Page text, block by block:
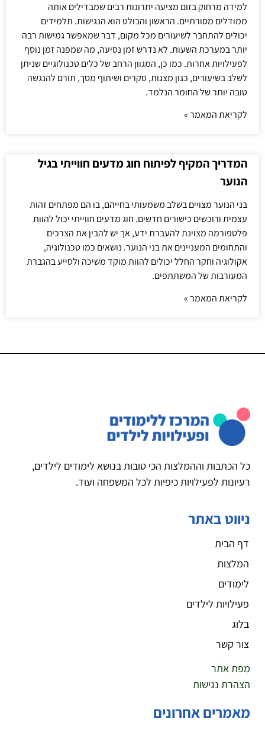
למידה מרחוק בזום מציעה יתרונות רבים שמבדילים אותה
ממודלים מסורתיים. הראשון והבולט הוא הנגישות. תלמידים
יכולים להתחבר לשיעורים מכל מקום, דבר שמאפשר גמישות רבה
יותר במערכת השעות. לא נדרש זמן נסיעה, מה שמפנה זמן נוסף
לפעילויות אחרות. כמו כן, המגוון הרחב של כלים טכנולוגיים שניתן
לשלב בשיעורים, כגון מצגות, סקרים ושיתוף מסך, תורם להנגשה
טובה יותר של החומר הנלמד.
לקריאת המאמר »
המדריך המקיף לפיתוח חוג מדעים חווייתי בגיל
הנוער
בני הנוער מצויים בשלב משמעותי בחייהם, בו הם מפתחים זהות
עצמית ורוכשים כישורים חדשים. חוג מדעים חווייתי יכול להוות
פלטפורמה מצוינת להעברת ידע, אך יש להבין את הצרכים
והתחומים המעניינים את בני הנוער. נושאים כמו טכנולוגיה,
אקולוגיה וחקר החלל יכולים להוות מוקד משיכה ולסייע בהגברת
המעורבות של המשתתפים.
לקריאת המאמר »
כל הכתבות וההמלצות הכי טובות בנושא לימודים לילדים,
רעיונות לפעילויות כיפיות לכל המשפחה ועוד.
ניווט באתר
דף הבית
המלצות
לימודים
פעילויות לילדים
בלוג
צור קשר
מפת אתר
הצהרת נגישות
מאמרים אחרונים